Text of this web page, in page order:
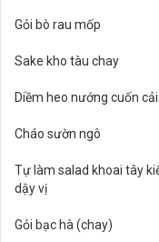
Gỏi bò rau mốp
Sake kho tàu chay
Diềm heo nướng cuốn
Cháo sườn ngô
Tự làm salad khoai tây
dậy vị
Gỏi bạc hà (chay)